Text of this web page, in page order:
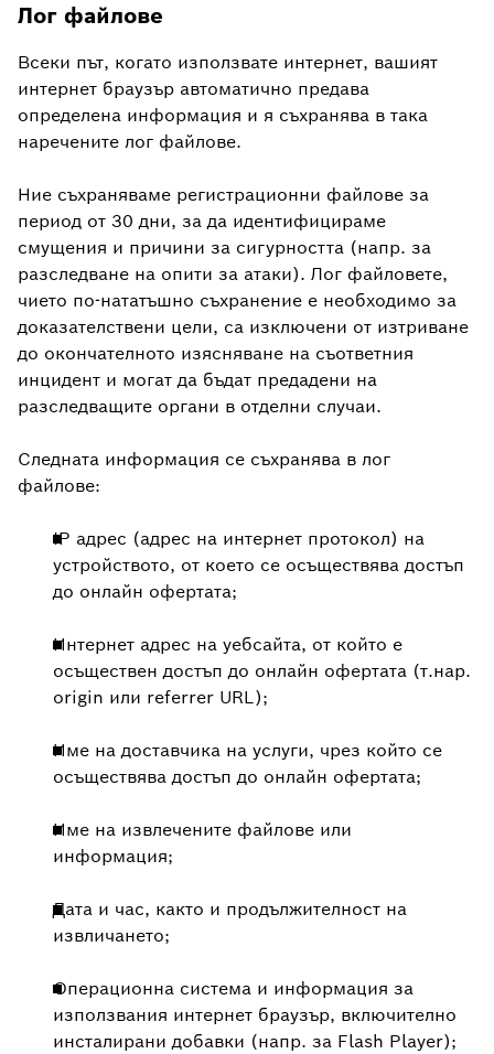
Лог файлове
Всеки път, когато използвате интернет, вашият
интернет браузър автоматично предава
определена информация и я съхранява в така
наречените лог файлове.
Ние съхраняваме регистрационни файлове за
период от 30 дни, за да идентифицираме
смущения и причини за сигурността (напр. за
разследване на опити за атаки). Лог файловете,
чието по-нататъшно съхранение е необходимо за
доказателствени цели, са изключени от изтриване
до окончателното изясняване на съответния
инцидент и могат да бъдат предадени на
разследващите органи в отделни случаи.
Следната информация се съхранява в лог
файлове:
IP адрес (адрес на интернет протокол) на
устройството, от което се осъществява достъп
до онлайн офертата;
Интернет адрес на уебсайта, от който е
осъществен достъп до онлайн офертата (т.нар.
origin или referrer URL);
Име на доставчика на услуги, чрез който се
осъществява достъп до онлайн офертата;
Име на извлечените файлове или
информация;
Дата и час, както и продължителност на
извличането;
Операционна система и информация за
използвания интернет браузър, включително
инсталирани добавки (напр. за Flash Player);